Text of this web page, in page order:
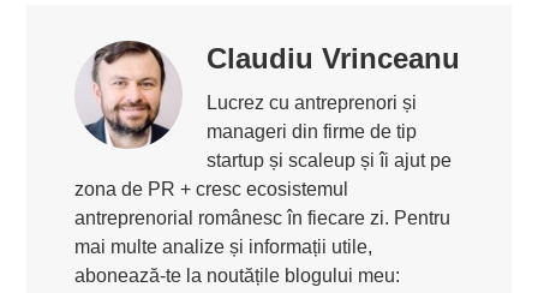
Claudiu Vrinceanu
Lucrez cu antreprenori și
manageri din firme de tip
startup și scaleup și îi ajut pe
zona de PR + cresc ecosistemul
antreprenorial românesc în fiecare zi. Pentru
mai multe analize și informații utile,
abonează-te la noutățile blogului meu: